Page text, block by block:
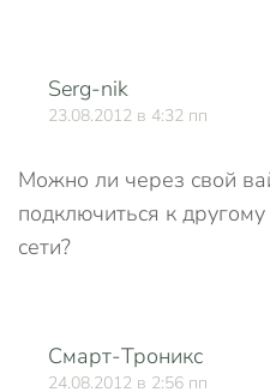
Serg-nik
23.08.2012 в 4:32 пп
Можно ли через свой
подключиться к
сети?
Смарт-Троникс
24.08.2012 в 2:56 пп